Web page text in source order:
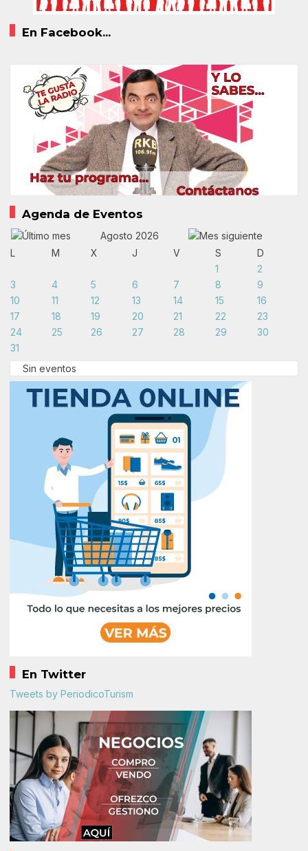
En Facebook...
Agenda de Eventos
Agosto 2026
L
M X J V S
D
1
2
3
4 5 6 7 8
9
10
11 12 13 14 15
16
17
18 19 20 21 22
23
24
25 26 27 28 29
30
31
Sin eventos
En Twitter
Tweets by PeriodicoTurism